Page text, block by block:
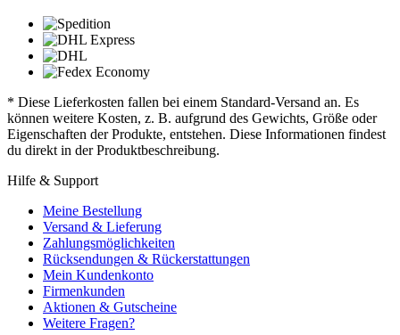
* Diese Lieferkosten fallen bei einem Standard-Versand an. Es
können weitere Kosten, z. B. aufgrund des Gewichts, Größe oder
Eigenschaften der Produkte, entstehen. Diese Informationen findest
du direkt in der Produktbeschreibung.
Hilfe & Support
Meine Bestellung
Versand & Lieferung
Zahlungsmöglichkeiten
Rücksendungen & Rückerstattungen
Mein Kundenkonto
Firmenkunden
Aktionen & Gutscheine
Weitere Fragen?